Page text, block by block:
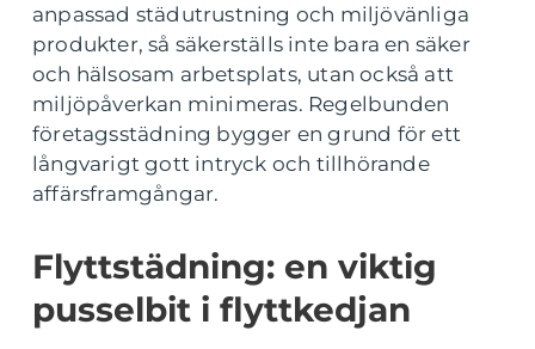
anpassad städutrustning och miljövänliga
produkter, så säkerställs inte bara en säker
och hälsosam arbetsplats, utan också att
miljöpåverkan minimeras. Regelbunden
företagsstädning bygger en grund för ett
långvarigt gott intryck och tillhörande
affärsframgångar.
Flyttstädning: en viktig
pusselbit i flyttkedjan